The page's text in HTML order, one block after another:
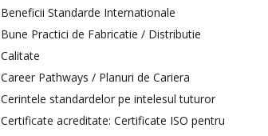
Beneficii Standarde Internationale
Bune Practici de Fabricatie / Distributie
Calitate
Career Pathways / Planuri de Cariera
Cerintele standardelor pe intelesul tuturor
Certificate acreditate: Certificate ISO pentru